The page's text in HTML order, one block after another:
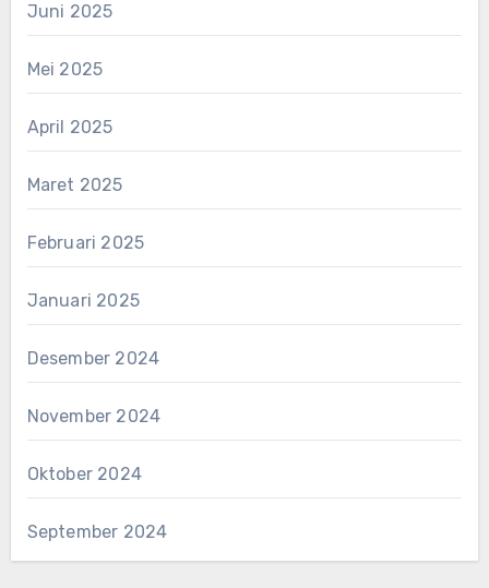
Juni 2025
Mei 2025
April 2025
Maret 2025
Februari 2025
Januari 2025
Desember 2024
November 2024
Oktober 2024
September 2024